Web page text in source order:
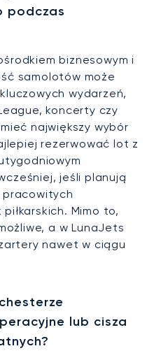
podczas
biznesowym i
samolotów może
wydarzeń,
koncerty czy
największy wybór
rezerwować lot z
jeśli planują
Mimo to,
a w LunaJets
nawet w ciągu
lub cisza